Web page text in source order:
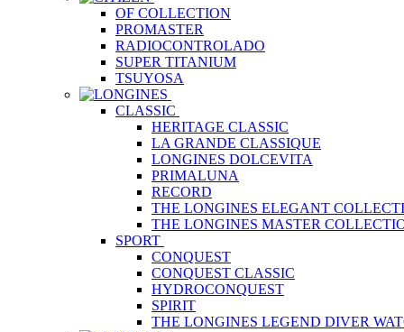
OF COLLECTION
PROMASTER
RADIOCONTROLADO
SUPER TITANIUM
TSUYOSA
CLASSIC
HERITAGE CLASSIC
LA GRANDE CLASSIQUE
LONGINES DOLCEVITA
PRIMALUNA
RECORD
THE LONGINES ELEGANT
THE LONGINES MASTER
SPORT
CONQUEST
CONQUEST CLASSIC
HYDROCONQUEST
SPIRIT
THE LONGINES LEGEND DIVER